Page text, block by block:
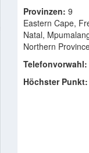
Provinzen: 9
Eastern Cape,
Natal,
Northern
Telefonvorwahl:
Höchster Punkt: